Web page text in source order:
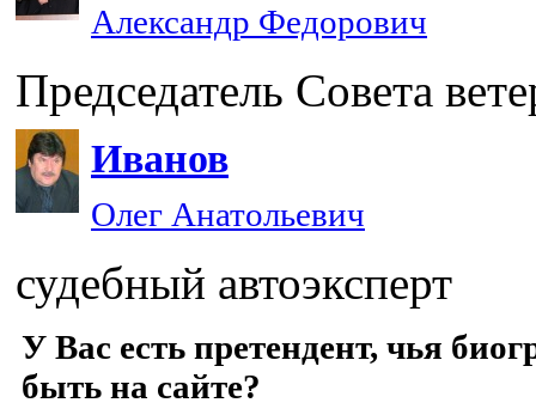
Александр Федорович
Председатель Совета
Иванов
Олег Анатольевич
судебный автоэксперт
У Вас есть претендент, чья
быть на сайте?